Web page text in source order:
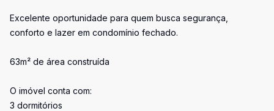
Excelente oportunidade para quem busca segurança,
conforto e lazer em condomínio fechado.
63m² de área construída
O imóvel conta com:
3 dormitórios